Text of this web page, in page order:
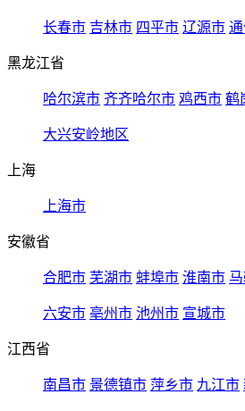
长春市 吉林市 四平市 辽源市
黑龙江省
哈尔滨市 齐齐哈尔市 鸡西市 鹤
大兴安岭地区
上海
上海市
安徽省
合肥市 芜湖市 蚌埠市 淮南市
六安市 亳州市 池州市 宣城市
江西省
南昌市 景德镇市 萍乡市 九江市